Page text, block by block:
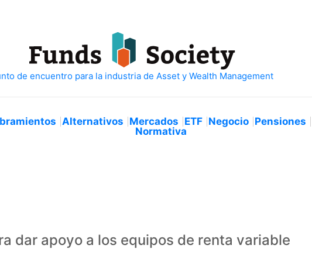
Alternativos Mercados ETF Negocio Pensiones
Normativa
dar apoyo a los equipos de renta variable